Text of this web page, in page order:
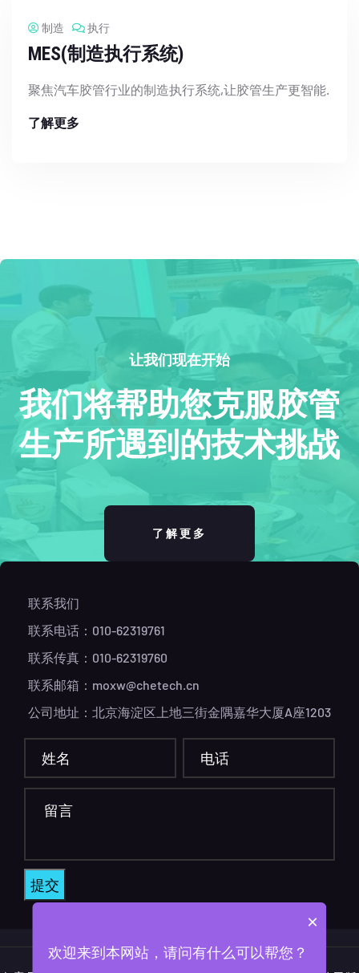
制造 执行
MES(制造执行系统)
聚焦汽车胶管行业的制造执行系统,让胶管生产更智能.
了解更多
让我们现在开始
我们将帮助您克服胶管
生产所遇到的技术挑战
了解更多
联系我们
联系电话：010-62319761
联系传真：010-62319760
联系邮箱：moxw@chetech.cn
公司地址：北京海淀区上地三街金隅嘉华大厦A座1203
×
欢迎来到本网站，请问有什么可以帮您？